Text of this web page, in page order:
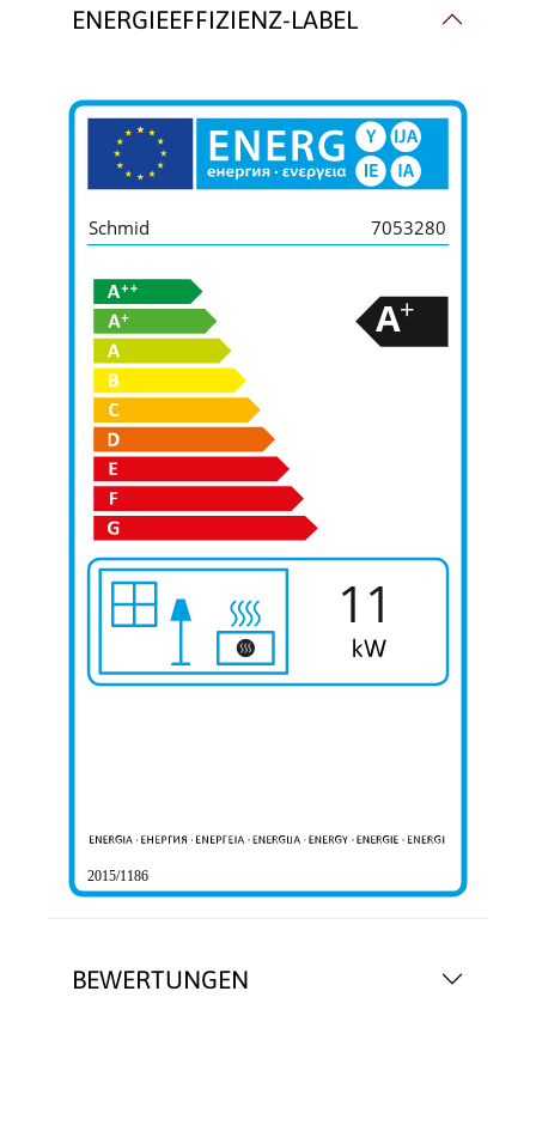
BEWERTUNGEN
ENERGIEEFFIZIENZ-LABEL
Schmid 7053280
2015/1186
11
A+